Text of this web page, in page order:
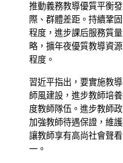
推動義務教導優質平衡
際、群體差距。持續鞏
程度，進步課后服務質
略，擴年夜優質教導資
程度。
習近平指出，要實施教
師風建設，進步教師培
度教師隊伍。進步教師
加強教師待遇保證，維
讓教師享有高尚社會聲
一。